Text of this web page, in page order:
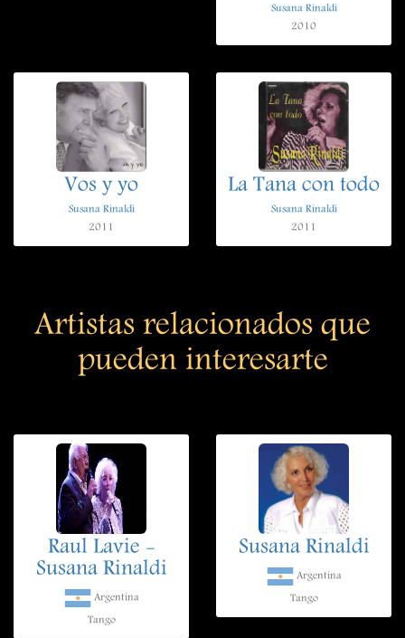
Susana Rinaldi
2010
Vos y yo
Susana Rinaldi
2011
La Tana con todo
Susana Rinaldi
2011
Artistas relacionados que
pueden interesarte
Raul Lavie -
Susana Rinaldi
Argentina
Tango
Susana Rinaldi
Argentina
Tango